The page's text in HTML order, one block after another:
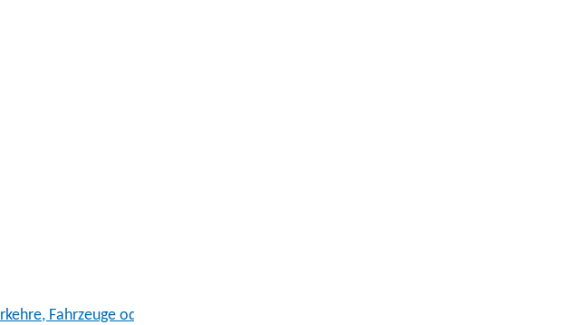
Fahrzeuge oder Fahrzeugkombinationen nach § 70 StVZO beantragen